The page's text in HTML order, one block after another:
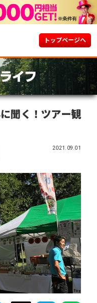
トップページへ
聞く！ツアー観
2021.09.01